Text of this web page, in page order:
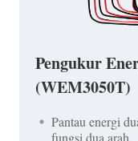
Pengukur
(WEM3050T)
Pantau energi
fungsi dua arah